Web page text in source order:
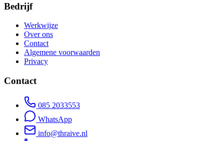
Bedrijf
Werkwijze
Over ons
Contact
Algemene voorwaarden
Privacy
Contact
085 2033553
WhatsApp
info@thraive.nl